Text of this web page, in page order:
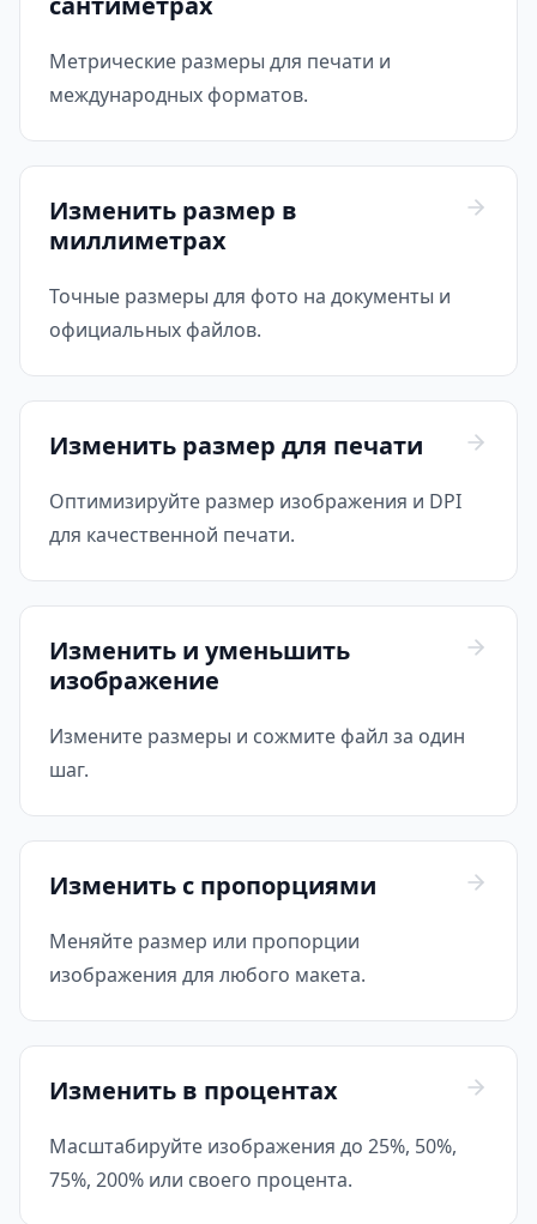
Метрические размеры для печати и
международных форматов.
Изменить размер в
миллиметрах
Точные размеры для фото на документы и
официальных файлов.
Изменить размер для печати
Оптимизируйте размер изображения и DPI
для качественной печати.
Изменить и уменьшить
изображение
Измените размеры и сожмите файл за один
шаг.
Изменить с пропорциями
Меняйте размер или пропорции
изображения для любого макета.
Изменить в процентах
Масштабируйте изображения до 25%, 50%,
75%, 200% или своего процента.